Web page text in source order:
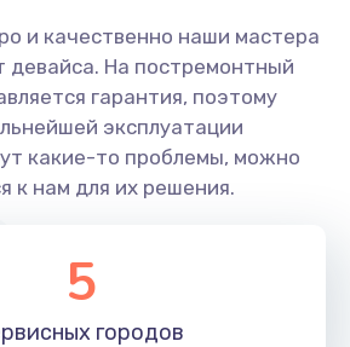
и качественно наши мастера
девайса. На постремонтный
гарантия, поэтому
эксплуатации
какие-то проблемы, можно
к нам для их решения.
5
городов